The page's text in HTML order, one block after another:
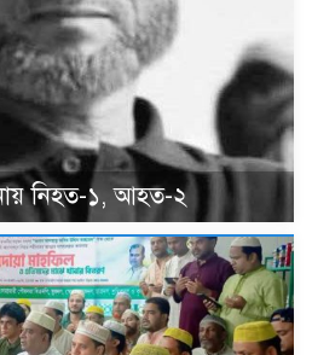
নিহত-১, আহত-২